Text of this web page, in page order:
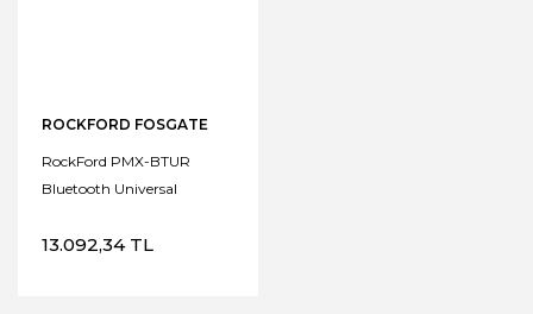
ROCKFORD FOSGATE
RockFord PMX-BTUR
Bluetooth Universal
13.092,34 TL